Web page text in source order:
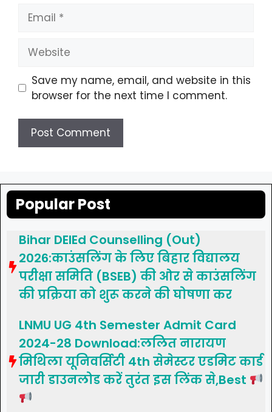
Email
Website
Save my name, email, and website in this
browser for the next time I comment.
Popular Post
Bihar DElEd Counselling (Out)
2026:काउंसलिंग के लिए बिहार विद्यालय
परीक्षा समिति (BSEB) की ओर से काउंसलिंग
की प्रक्रिया को शुरू करने की घोषणा कर
LNMU UG 4th Semester Admit Card
2024-28 Download:ललित नारायण
मिथिला यूनिवर्सिटी 4th सेमेस्टर एडमिट कार्ड
जारी डाउनलोड करें तुरंत इस लिंक से,Best